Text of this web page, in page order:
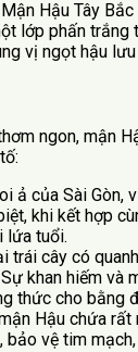
Hậu Tây
lớp phấn trắng
vị ngọt hậu
ngon, mận
ả của Sài Gòn,
khi kết hợp
lứa tuổi.
trái cây có
khan hiếm và
thức cho bằng
Hậu chứa
vệ tim